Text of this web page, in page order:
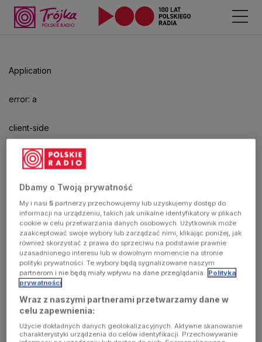
Application
error: a
client-side
exception
has
occurred
(see the
browser
console for
more
Dbamy o Twoją prywatność
My i nasi5 partnerzy przechowujemy lub uzyskujemy dostęp do
informacji na urządzeniu, takich jak unikalne identyfikatory w plikach
cookie w celu przetwarzania danych osobowych. Użytkownik może
zaakceptować swoje wybory lub zarządzać nimi, klikając poniżej, jak
również skorzystać z prawa do sprzeciwu na podstawie prawnie
uzasadnionego interesu lub w dowolnym momencie na stronie
polityki prywatności. Te wybory będą sygnalizowane naszym
partnerom i nie będą miały wpływu na dane przeglądania. Polityka
prywatności
Wraz z naszymi partnerami przetwarzamy dane w
celu zapewnienia:
Użycie dokładnych danych geolokalizacyjnych. Aktywne skanowanie
charakterystyki urządzenia do celów identyfikacji. Przechowywanie